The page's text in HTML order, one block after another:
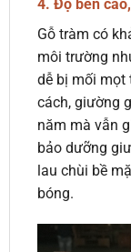
4. Độ bền
Gỗ tràm có
môi trường
dễ bị mối mọt
cách, giường
năm mà vẫn
bảo dưỡng
lau chùi bề
bóng.